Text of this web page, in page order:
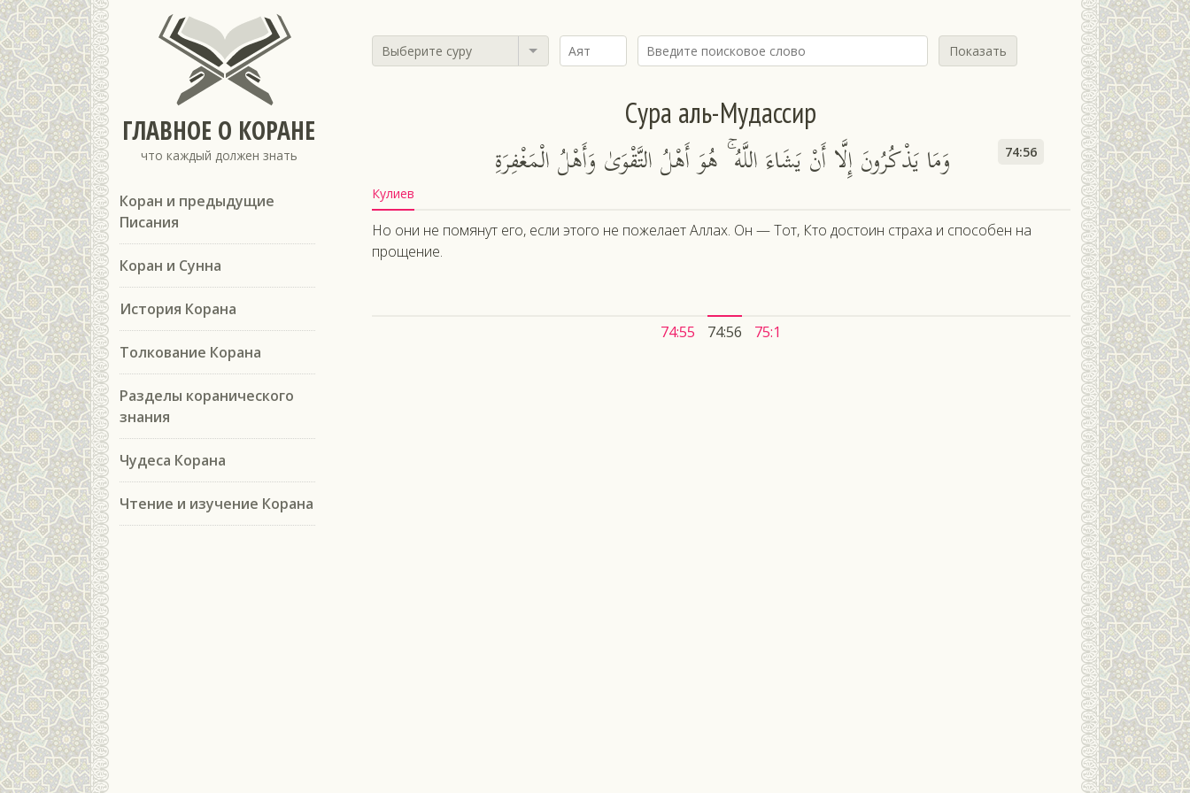
ГЛАВНОЕ О КОРАНЕ
что каждый должен знать
Коран и предыдущие
Писания
Коран и Сунна
История Корана
Толкование Корана
Разделы коранического
знания
Чудеса Корана
Чтение и изучение Корана
Выберите суру Показать
Сура аль-Мудассир
وَمَا يَذْكُرُونَ إِلَّا أَنْ يَشَاءَ اللَّهُ ۚ هُوَ أَهْلُ التَّقْوَىٰ وَأَهْلُ الْمَغْفِرَةِ 74:56
Кулиев
Но они не помянут его, если этого не пожелает Аллах. Он — Тот, Кто достоин страха и способен на
прощение.
74:55 74:56 75:1